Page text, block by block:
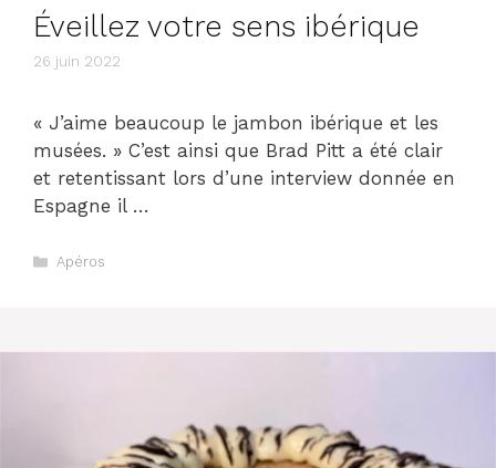
Éveillez votre sens ibérique
26 juin 2022
« J’aime beaucoup le jambon ibérique et les
musées. » C’est ainsi que Brad Pitt a été clair
et retentissant lors d’une interview donnée en
Espagne il …
Catégories
Apéros